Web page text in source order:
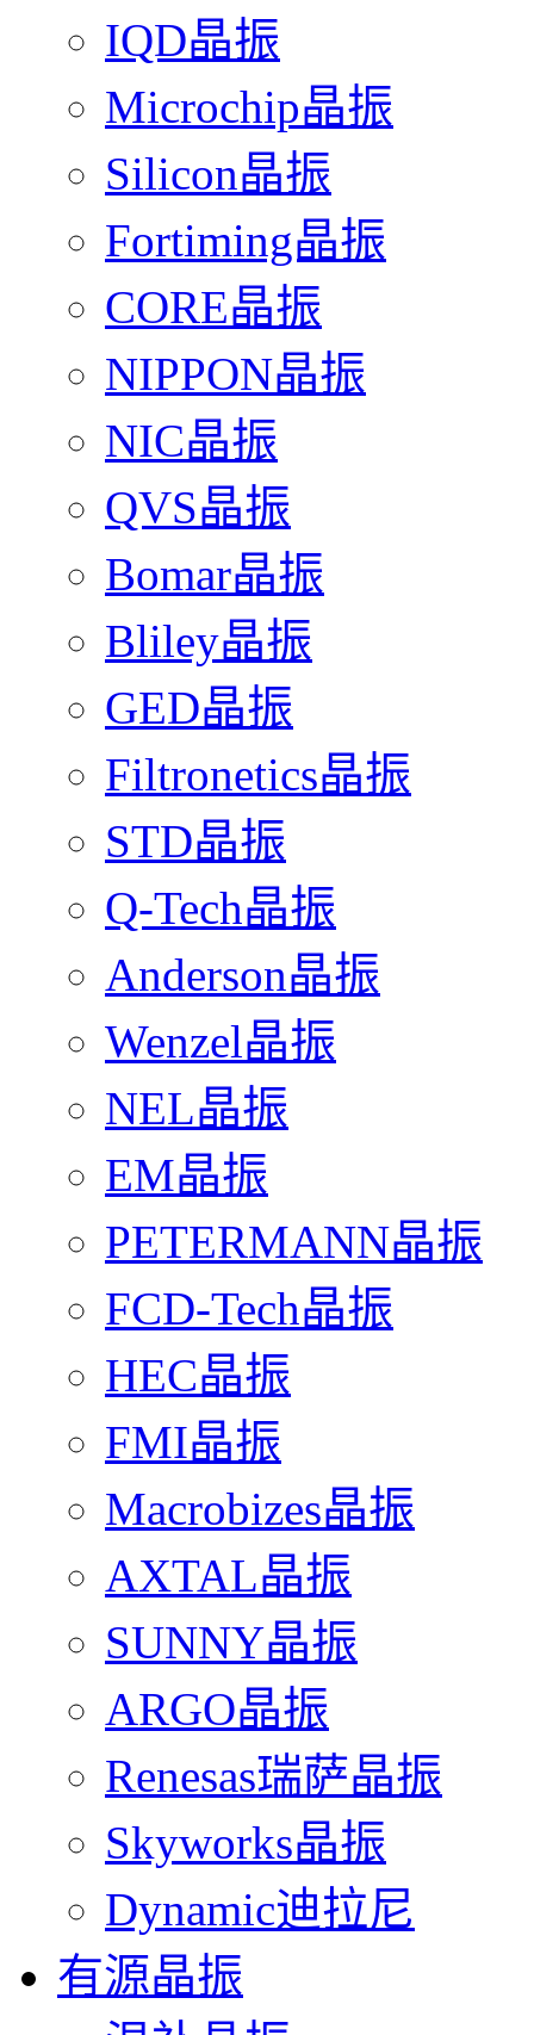
IQD晶振
Microchip晶振
Silicon晶振
Fortiming晶振
CORE晶振
NIPPON晶振
NIC晶振
QVS晶振
Bomar晶振
Bliley晶振
GED晶振
Filtronetics晶振
STD晶振
Q-Tech晶振
Anderson晶振
Wenzel晶振
NEL晶振
EM晶振
PETERMANN晶振
FCD-Tech晶振
HEC晶振
FMI晶振
Macrobizes晶振
AXTAL晶振
SUNNY晶振
ARGO晶振
Renesas瑞萨晶振
Skyworks晶振
Dynamic迪拉尼
有源晶振